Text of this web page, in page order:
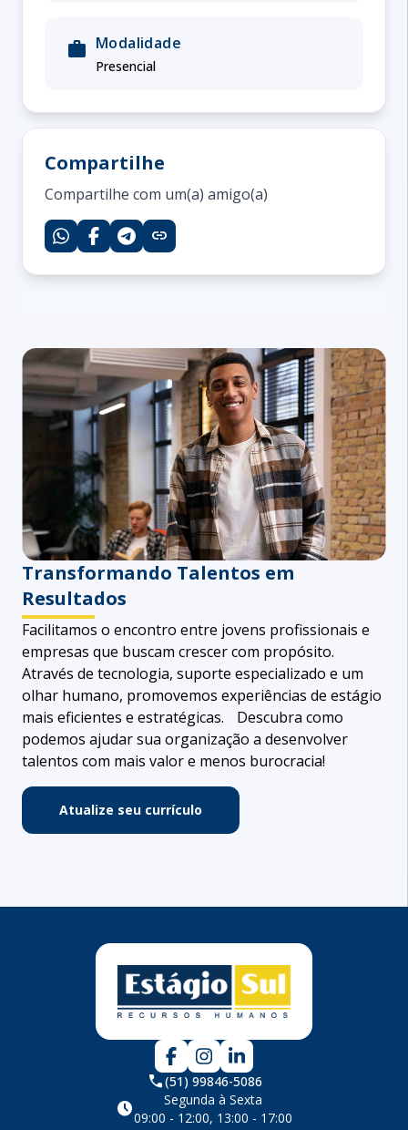
work Modalidade
Presencial
Compartilhe
Compartilhe com um(a) amigo(a)
link
Transformando Talentos em
Resultados
Facilitamos o encontro entre jovens profissionais e
empresas que buscam crescer com propósito.
Através de tecnologia, suporte especializado e um
olhar humano, promovemos experiências de estágio
mais eficientes e estratégicas. Descubra como
podemos ajudar sua organização a desenvolver
talentos com mais valor e menos burocracia!
Atualize seu currículo
(51) 99846-5086
phone
Segunda à Sexta
09:00 - 12:00, 13:00 - 17:00
schedule